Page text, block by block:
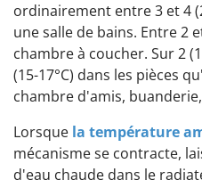
ordinairement entre 3 et 4
une salle de bains. Entre 2
chambre à coucher. Sur 2
(15-17°C) dans les pièces
chambre d'amis,
Lorsque la température
mécanisme se contracte,
d'eau chaude dans le